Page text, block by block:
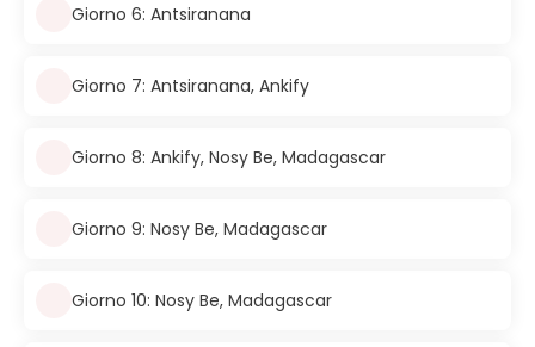
Giorno 6: Antsiranana
Giorno 7: Antsiranana, Ankify
Giorno 8: Ankify, Nosy Be, Madagascar
Giorno 9: Nosy Be, Madagascar
Giorno 10: Nosy Be, Madagascar